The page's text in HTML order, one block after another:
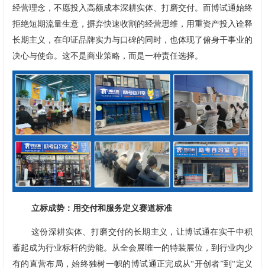
经营理念，不愿投入高额成本深耕实体、打磨交付。而博试通始终
拒绝短期流量生意，摒弃快速收割的经营思维，用重资产投入诠释
长期主义，在印证品牌实力与口碑的同时，也体现了俯身干事业的
决心与使命。这不是商业策略，而是一种责任选择。
立标成势：用交付和服务定义赛道标准
这份深耕实体、打磨交付的长期主义，让博试通在实干中积
蓄起成为行业标杆的势能。从全会展唯一的特装展位，到行业内少
有的直营布局，始终独树一帜的博试通正完成从“开创者”到“定义